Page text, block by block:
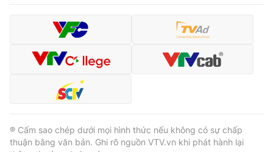
Video Shorts video
VTV Money
VTV Sức khoẻ Bất động sản
® Cấm sao chép dưới mọi hình thức nếu không có sự chấp
thuận bằng văn bản. Ghi rõ nguồn VTV.vn khi phát hành lại